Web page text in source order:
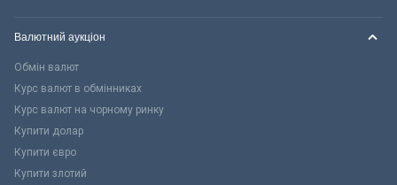
Валютний аукціон
Обмін валют
Курс валют в обмінниках
Курс валют на чорному ринку
Купити долар
Купити євро
Купити злотий